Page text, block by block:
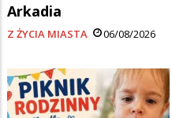
Arkadia
Z ŻYCIA MIASTA 06/08/2026